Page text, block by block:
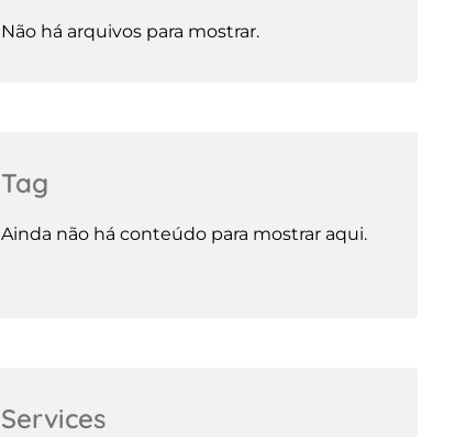
Não há arquivos para mostrar.
Tag
Ainda não há conteúdo para mostrar aqui.
Services